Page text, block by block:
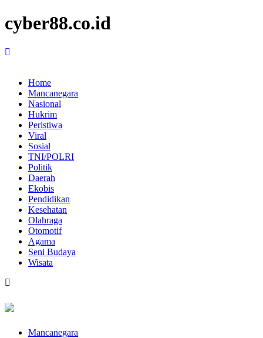
cyber88.co.id
Home
Mancanegara
Nasional
Hukrim
Peristiwa
Viral
Sosial
TNI/POLRI
Politik
Daerah
Ekobis
Pendidikan
Kesehatan
Olahraga
Otomotif
Agama
Seni Budaya
Wisata
Mancanegara